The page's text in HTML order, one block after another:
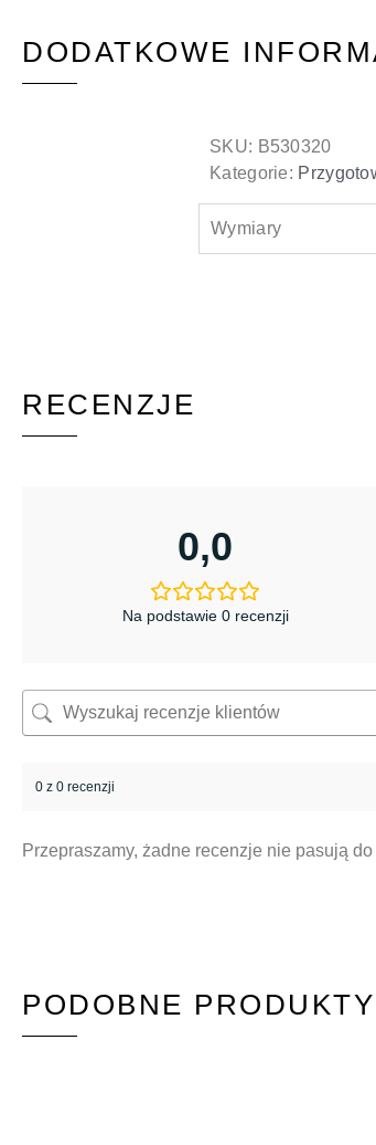
DODATKOWE
SKU: B530320
Kategorie:
Wymiary
RECENZJE
0,0
Na podstawie 0 recenzji
0 z 0 recenzji
Przepraszamy, żadne recenzje nie pasują
PODOBNE PRODUKTY